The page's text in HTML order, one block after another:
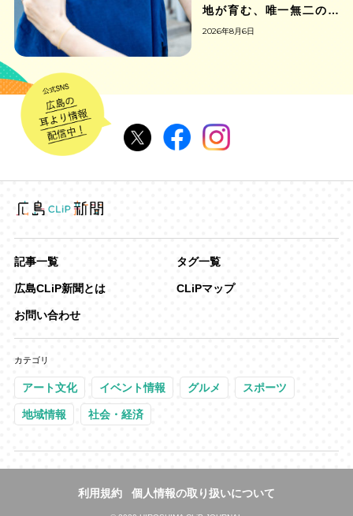
地が育む、唯一無二の藍
色。
2026年8月6日
記事一覧 タグ一覧
広島CLiP新聞とは CLiPマップ
お問い合わせ
カテゴリ
アート文化 イベント情報 グルメ スポーツ
地域情報 社会・経済
利用規約 個人情報の取り扱いについて